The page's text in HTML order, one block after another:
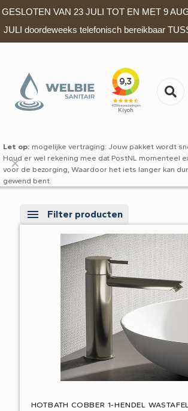
GESLOTEN VAN 23 JULI TOT EN MET 9
JULI doordeweeks telefonisch bereikbaar
Let op: mogelijke vertraging: Jouw pakket wordt
Houd er wel rekening mee dat PostNL momenteel
voor de bezorging, Waardoor het iets langer kan
gewend bent.
✕
Filter producten
HOTBATH COBBER 1-HENDEL